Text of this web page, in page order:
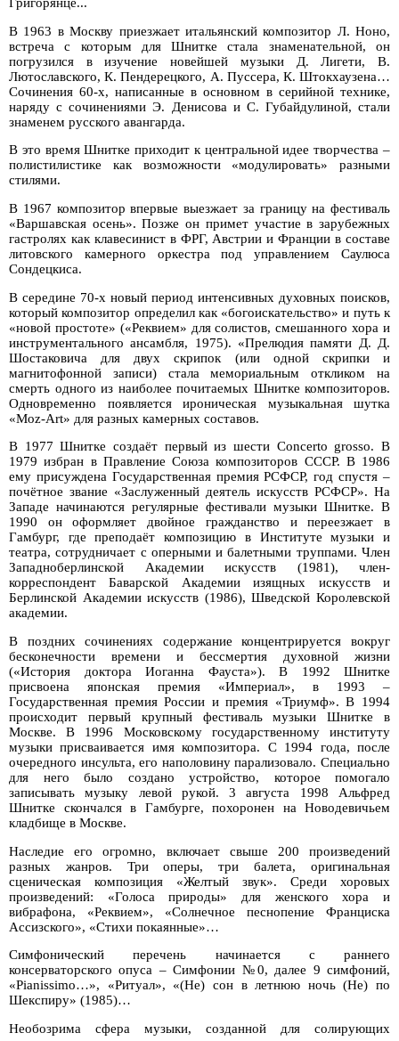
В 1963 в Москву приезжает итальянский композитор Л. Ноно,
встреча с которым для Шнитке стала знаменательной, он
погрузился в изучение новейшей музыки Д. Лигети, В.
Лютославского, К. Пендерецкого, А. Пуссера, К. Штокхаузена…
Сочинения 60-х, написанные в основном в серийной технике,
наряду с сочинениями Э. Денисова и С. Губайдулиной, стали
знаменем русского авангарда.
В это время Шнитке приходит к центральной идее творчества –
полистилистике как возможности «модулировать» разными
стилями.
В 1967 композитор впервые выезжает за границу на фестиваль
«Варшавская осень». Позже он примет участие в зарубежных
гастролях как клавесинист в ФРГ, Австрии и Франции в составе
литовского камерного оркестра под управлением Саулюса
Сондецкиса.
В середине 70-х новый период интенсивных духовных поисков,
который композитор определил как «богоискательство» и путь к
«новой простоте» («Реквием» для солистов, смешанного хора и
инструментального ансамбля, 1975). «Прелюдия памяти Д. Д.
Шостаковича для двух скрипок (или одной скрипки и
магнитофонной записи) стала мемориальным откликом на
смерть одного из наиболее почитаемых Шнитке композиторов.
Одновременно появляется ироническая музыкальная шутка
«Moz-Art» для разных камерных составов.
В 1977 Шнитке создаёт первый из шести Concerto grosso. В
1979 избран в Правление Союза композиторов СССР. В 1986
ему присуждена Государственная премия РСФСР, год спустя –
почётное звание «Заслуженный деятель искусств РСФСР». На
Западе начинаются регулярные фестивали музыки Шнитке. В
1990 он оформляет двойное гражданство и переезжает в
Гамбург, где преподаёт композицию в Институте музыки и
театра, сотрудничает с оперными и балетными труппами. Член
Западноберлинской Академии искусств (1981), член-
корреспондент Баварской Академии изящных искусств и
Берлинской Академии искусств (1986), Шведской Королевской
академии.
В поздних сочинениях содержание концентрируется вокруг
бесконечности времени и бессмертия духовной жизни
(«История доктора Иоганна Фауста»). В 1992 Шнитке
присвоена японская премия «Империал», в 1993 –
Государственная премия России и премия «Триумф». В 1994
происходит первый крупный фестиваль музыки Шнитке в
Москве. В 1996 Московскому государственному институту
музыки присваивается имя композитора. С 1994 года, после
очередного инсульта, его наполовину парализовало. Специально
для него было создано устройство, которое помогало
записывать музыку левой рукой. 3 августа 1998 Альфред
Шнитке скончался в Гамбурге, похоронен на Новодевичьем
кладбище в Москве.
Наследие его огромно, включает свыше 200 произведений
разных жанров. Три оперы, три балета, оригинальная
сценическая композиция «Желтый звук». Среди хоровых
произведений: «Голоса природы» для женского хора и
вибрафона, «Реквием», «Солнечное песнопение Франциска
Ассизского», «Стихи покаянные»…
Симфонический перечень начинается с раннего
консерваторского опуса – Симфонии №0, далее 9 симфоний,
«Pianissimo…», «Ритуал», «(Не) сон в летнюю ночь (Не) по
Шекспиру» (1985)…
Необозрима сфера музыки, созданной для солирующих